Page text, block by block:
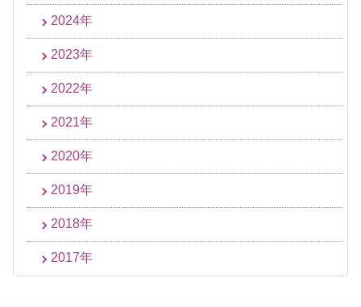
2024年
2023年
2022年
2021年
2020年
2019年
2018年
2017年